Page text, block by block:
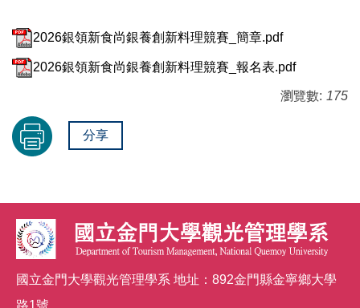
2026銀領新食尚銀養創新料理競賽_簡章.pdf
2026銀領新食尚銀養創新料理競賽_報名表.pdf
瀏覽數: 175
分享
國立金門大學觀光管理學系 地址：892金門縣金寧鄉大學
路1號